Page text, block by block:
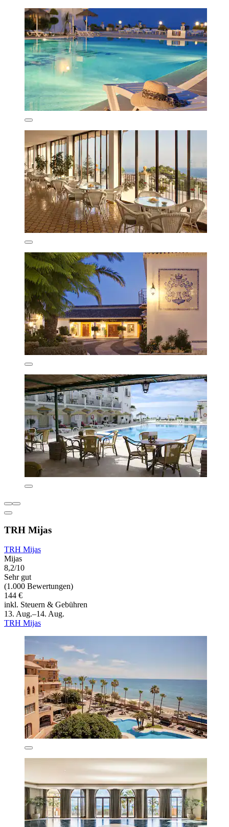
TRH Mijas
TRH Mijas
Mijas
8,2/10
Sehr gut
(1.000 Bewertungen)
144 €
inkl. Steuern & Gebühren
13. Aug.–14. Aug.
TRH Mijas